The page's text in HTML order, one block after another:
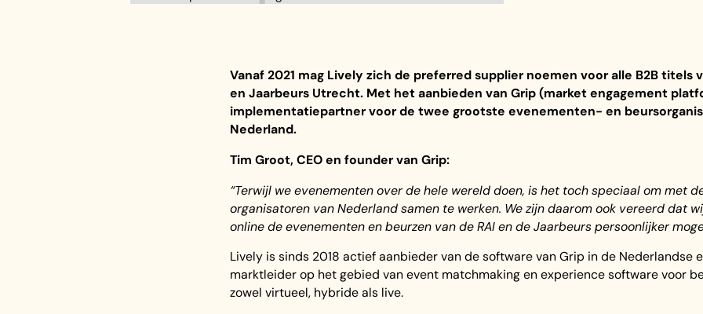
Vanaf 2021 mag Lively zich de preferred supplier noemen voor alle B2B titels
en Jaarbeurs Utrecht. Met het aanbieden van Grip (market engagement
implementatiepartner voor de twee grootste evenementen- en
Nederland.
Tim Groot, CEO en founder van Grip:
“Terwijl we evenementen over de hele wereld doen, is het toch speciaal om met
organisatoren van Nederland samen te werken. We zijn daarom ook vereerd dat
online de evenementen en beurzen van de RAI en de Jaarbeurs persoonlijker
Lively is sinds 2018 actief aanbieder van de software van Grip in de Nederlandse
marktleider op het gebied van event matchmaking en experience software voor
zowel virtueel, hybride als live.